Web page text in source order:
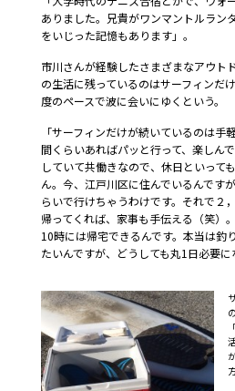
ありました。兄貴がワンマントルラン
をいじった記憶もあります」。
市川さんが経験したさまざまなアウト
の生活に残っているのはサーフィンだ
度のペースで波に会いにゆくという。
「サーフィンだけが続いているのは手
間くらいあればパッと行って、楽しん
していて共働きなので、休日といって
ん。今、江戸川区に住んでいるんです
らいで行けちゃうわけです。それで２
帰ってくれば、家事も手伝える（笑）
10時には帰宅できるんです。本当は釣
たいんですが、どうしても丸1日必要に